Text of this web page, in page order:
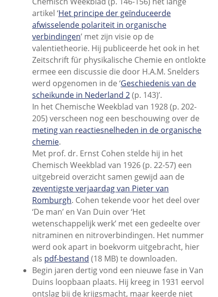
artikel ‘Het principe der geïnduceerde
afwisselende polariteit in organische
verbindingen’ met zijn visie op de
valentietheorie. Hij publiceerde het ook in het
Zeitschrift für physikalische Chemie en ontlokte
ermee een discussie die door H.A.M. Snelders
werd opgenomen in de ‘Geschiedenis van de
scheikunde in Nederland 2(p. 143)’.
In het Chemische Weekblad van 1928 (p. 202-
205) verscheen nog een beschouwing over de
meting van reactiesnelheden in de organische
chemie.
Met prof. dr. Ernst Cohen stelde hij in het
Chemisch Weekblad van 1926 (p. 22-57) een
uitgebreid overzicht samen gewijd aan de
zeventigste verjaardag van Pieter van
Romburgh. Cohen tekende voor het deel over
‘De man’ en Van Duin over ‘Het
wetenschappelijk werk’ met een gedeelte over
nitraminen en nitroverbindingen. Het nummer
werd ook apart in boekvorm uitgebracht, hier
als pdf-bestand (18 MB) te downloaden.
Begin jaren dertig vond een nieuwe fase in Van
Duins loopbaan plaats. Hij kreeg in 1931 eervol
ontslag bij de krijgsmacht, maar keerde niet